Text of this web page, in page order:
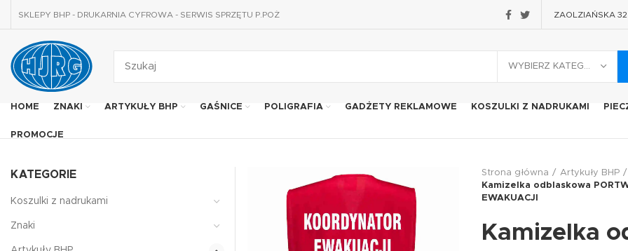
SKLEPY BHP - DRUKARNIA CYFROWA - SERWIS SPRZĘTU P.POŻ ZAOLZIAŃSKA
HOME ZNAKI ARTYKUŁY BHP GAŚNICE POLIGRAFIA GADŻETY REKLAMOWE KOSZULKI Z NADRUKAMI
PROMOCJE
Strona główna
Artykuły BHP
Kamizelka odblaskowa
EWAKUACJI
Kamizelka
KATEGORIE
Koszulki z nadrukami
Znaki